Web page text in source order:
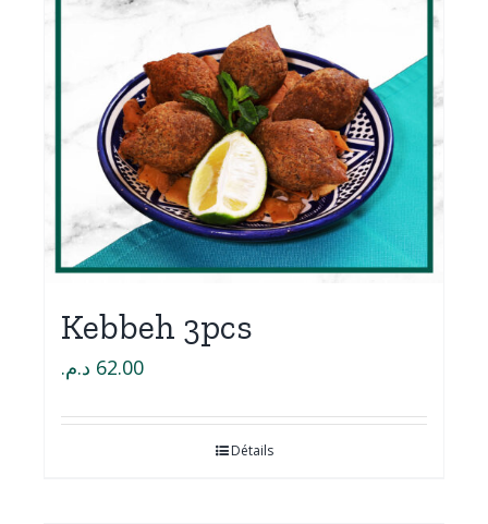
Kebbeh 3pcs
62.00 د.م.
Détails